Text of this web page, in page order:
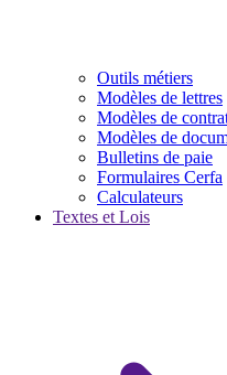
Outils métiers
Modèles de lettres
Modèles de
Modèles de
Bulletins de paie
Formulaires Cerfa
Calculateurs
Textes et Lois